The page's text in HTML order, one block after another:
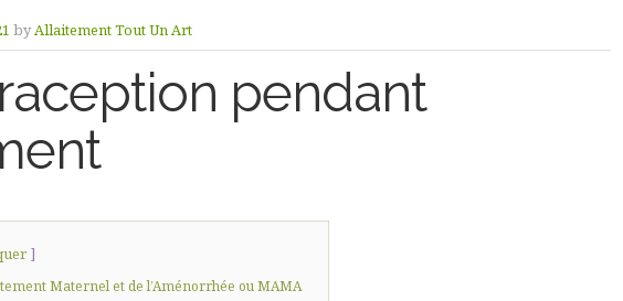
byAllaitement Tout Un Art
pendant
Maternel et de l’Aménorrhée ou MAMA